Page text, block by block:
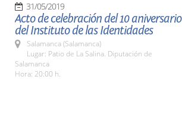
31/05/2019
Acto de celebración del 10 aniversario
del Instituto de las Identidades
Salamanca (Salamanca)
Lugar: Patio de La Salina. Diputación de
Salamanca
Hora: 20:00 h.